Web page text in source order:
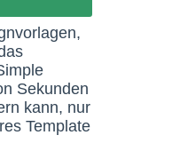
Sekunden
kann, nur
Template